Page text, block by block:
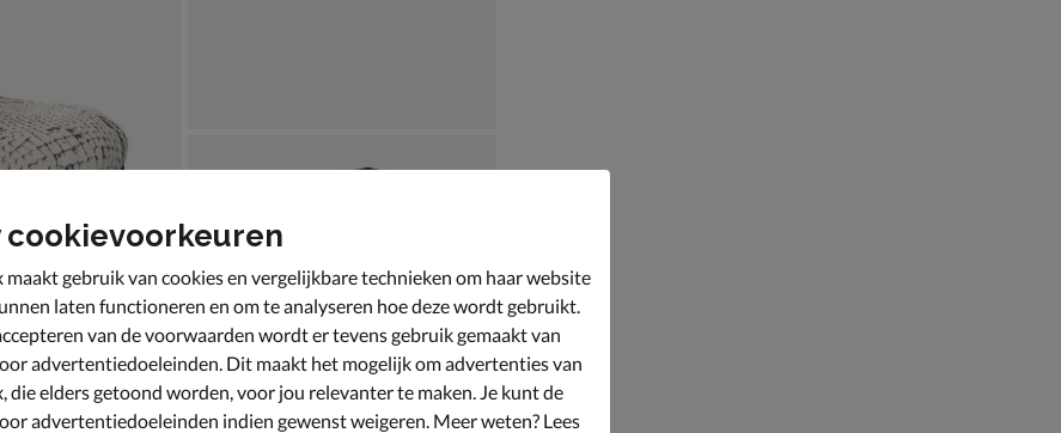
cookievoorkeuren
maakt gebruik van cookies en vergelijkbare technieken om haar website
laten functioneren en om te analyseren hoe deze wordt gebruikt.
van de voorwaarden wordt er tevens gebruik gemaakt van
advertentiedoeleinden. Dit maakt het mogelijk om advertenties van
die elders getoond worden, voor jou relevanter te maken. Je kunt de
advertentiedoeleinden indien gewenst weigeren. Meer weten? Lees